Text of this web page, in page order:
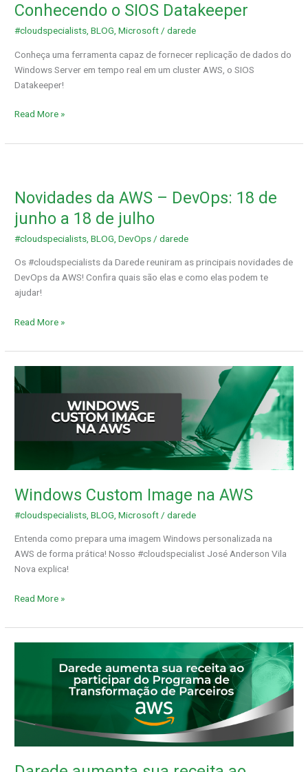
Conhecendo o SIOS Datakeeper
#cloudspecialists ,BLOG ,Microsoft /darede
Conheça uma ferramenta capaz de fornecer replicação de dados do
Windows Server em tempo real em um cluster AWS, o SIOS
Datakeeper!
SIOS
Read More »
Novidades da AWS – DevOps: 18 de
junho a 18 de julho
#cloudspecialists ,BLOG ,DevOps /darede
Os #cloudspecialists da Darede reuniram as principais novidades de
DevOps da AWS! Confira quais são elas e como elas podem te
ajudar!
AWS
–
DevOps:
18
18
de
Read More »
Windows Custom Image na AWS
#cloudspecialists ,BLOG ,Microsoft /darede
Entenda como prepara uma imagem Windows personalizada na
AWS de forma prática! Nosso #cloudspecialist José Anderson Vila
Nova explica!
Custom
Read More »
sua
participar